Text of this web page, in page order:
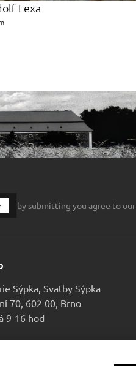
Lexa
by submitting you agree to our
Sýpka, Svatby Sýpka
70, 602 00, Brno
9-16 hod